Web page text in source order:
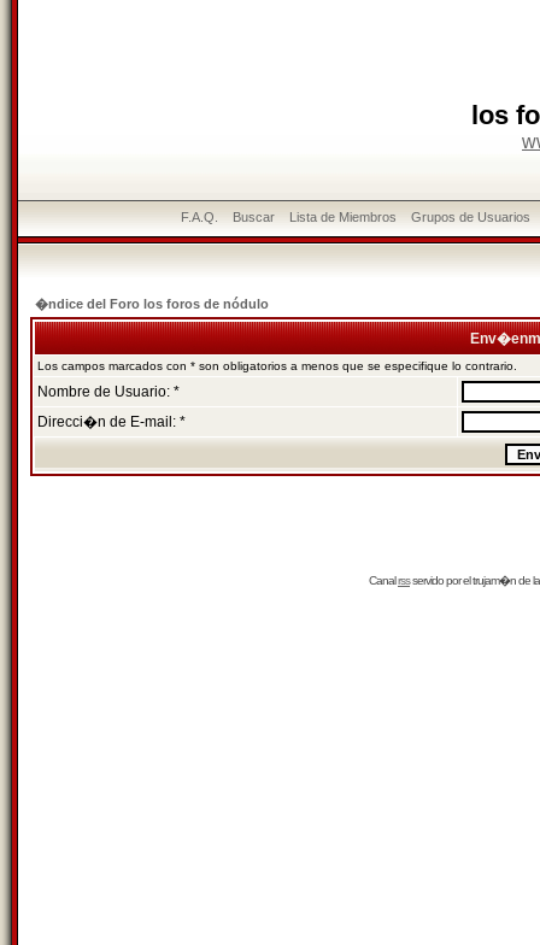
los
F.A.Q. Buscar Lista de Miembros Grupos de Usuarios
�ndice del Foro los foros de nódulo
Los campos marcados con * son obligatorios a menos que se especifique lo contrario.
Nombre de Usuario: *
Direcci�n de E-mail: *
Canalrssservido por eltrujam�nde